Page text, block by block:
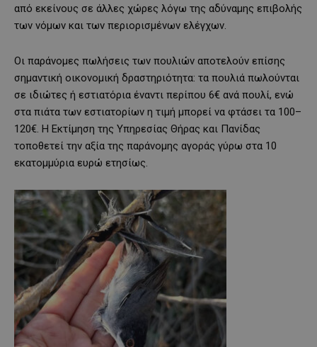
από εκείνους σε άλλες χώρες λόγω της αδύναμης επιβολής
των νόμων και των περιορισμένων ελέγχων.
Οι παράνομες πωλήσεις των πουλιών αποτελούν επίσης
σημαντική οικονομική δραστηριότητα: τα πουλιά πωλούνται
σε ιδιώτες ή εστιατόρια έναντι περίπου 6€ ανά πουλί, ενώ
στα πιάτα των εστιατορίων η τιμή μπορεί να φτάσει τα 100–
120€. Η Εκτίμηση της Υπηρεσίας Θήρας και Πανίδας
τοποθετεί την αξία της παράνομης αγοράς γύρω στα 10
εκατομμύρια ευρώ ετησίως.